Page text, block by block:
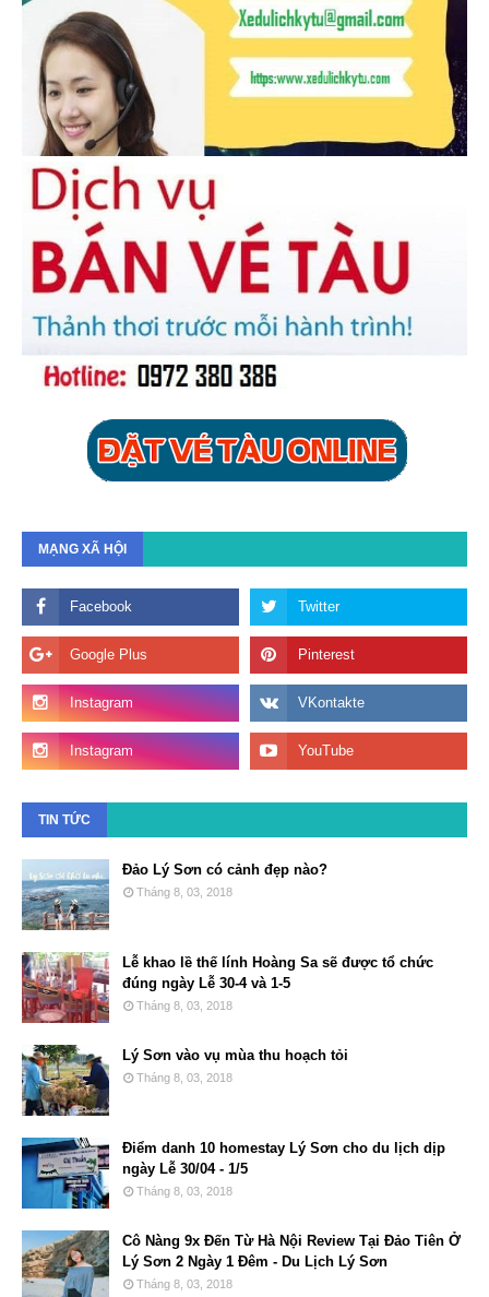
MẠNG XÃ HỘI
TIN TỨC
Đảo Lý Sơn có cảnh đẹp nào?
Tháng 8, 03, 2018
Lễ khao lề thế lính Hoàng Sa sẽ được tổ chức
đúng ngày Lễ 30-4 và 1-5
Tháng 8, 03, 2018
Lý Sơn vào vụ mùa thu hoạch tỏi
Tháng 8, 03, 2018
Điểm danh 10 homestay Lý Sơn cho du lịch dịp
ngày Lễ 30/04 - 1/5
Tháng 8, 03, 2018
Cô Nàng 9x Đến Từ Hà Nội Review Tại Đảo Tiên Ở
Lý Sơn 2 Ngày 1 Đêm - Du Lịch Lý Sơn
Tháng 8, 03, 2018